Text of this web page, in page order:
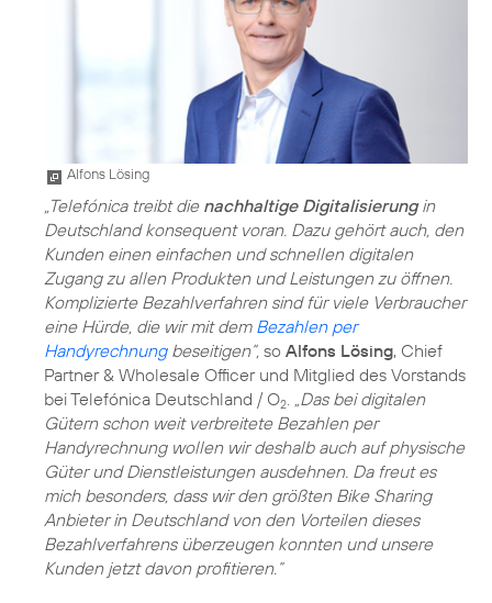
Alfons Lösing
„Telefónica treibt die nachhaltige Digitalisierungin
Deutschland konsequent voran. Dazu gehört auch, den
Kunden einen einfachen und schnellen digitalen
Zugang zu allen Produkten und Leistungen zu öffnen.
Komplizierte Bezahlverfahren sind für viele Verbraucher
eine Hürde, die wir mit dem Bezahlen per
Handyrechnungbeseitigen“, so Alfons Lösing, Chief
Partner & Wholesale Officer und Mitglied des Vorstands
bei Telefónica Deutschland / O2
„Das bei digitalen
Gütern schon weit verbreitete Bezahlen per
Handyrechnung wollen wir deshalb auch auf physische
Güter und Dienstleistungen ausdehnen. Da freut es
mich besonders, dass wir den größten Bike Sharing
Anbieter in Deutschland von den Vorteilen dieses
Bezahlverfahrens überzeugen konnten und unsere
Kunden jetzt davon profitieren.“